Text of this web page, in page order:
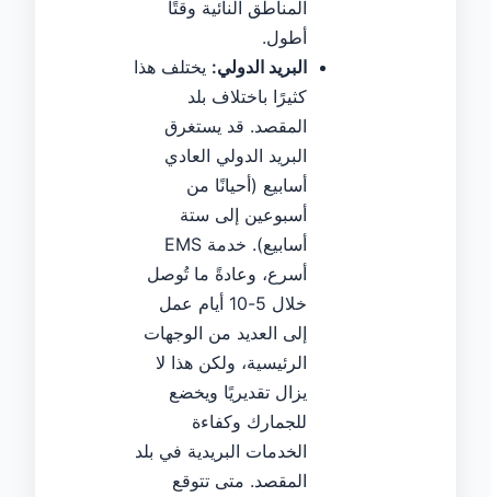
المناطق النائية وقتًا
أطول.
البريد الدولي: يختلف هذا
كثيرًا باختلاف بلد
المقصد. قد يستغرق
البريد الدولي العادي
أسابيع (أحيانًا من
أسبوعين إلى ستة
أسابيع). خدمة EMS
أسرع، وعادةً ما تُوصل
خلال 5-10 أيام عمل
إلى العديد من الوجهات
الرئيسية، ولكن هذا لا
يزال تقديريًا ويخضع
للجمارك وكفاءة
الخدمات البريدية في بلد
المقصد. متى تتوقع